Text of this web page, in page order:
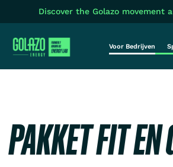
Discover the Golazo movement
Voor Bedrijven
PAKKET FIT EN